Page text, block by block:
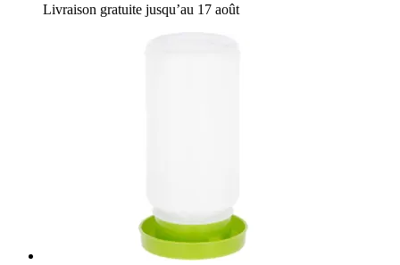
Livraison gratuite jusqu’au 17 août